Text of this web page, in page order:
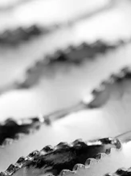
Sokkelaffugter
Sokkelaffugter